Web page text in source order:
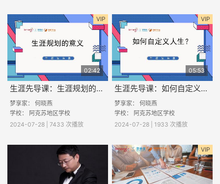
VIP
02:42
生涯先导课：生涯规划的意义
梦享家： 何晓燕
学校： 阿克苏地区学校
2024-07-28 | 7433 次播放
VIP
05:53
生涯先导课：如何自定义人生？
梦享家： 何晓燕
学校： 阿克苏地区学校
2024-07-28 | 1933 次播放
VIP